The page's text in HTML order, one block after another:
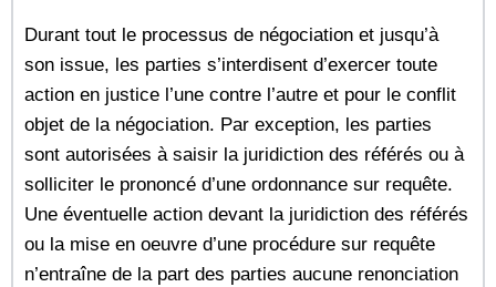
Durant tout le processus de négociation et jusqu’à
son issue, les parties s’interdisent d’exercer toute
action en justice l’une contre l’autre et pour le conflit
objet de la négociation. Par exception, les parties
sont autorisées à saisir la juridiction des référés ou à
solliciter le prononcé d’une ordonnance sur requête.
Une éventuelle action devant la juridiction des référés
ou la mise en oeuvre d’une procédure sur requête
n’entraîne de la part des parties aucune renonciation